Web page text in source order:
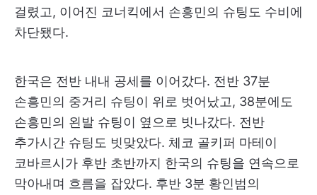
걸렸고, 이어진 코너킥에서 손흥민의 슈팅도 수비에
차단됐다.
한국은 전반 내내 공세를 이어갔다. 전반 37분
손흥민의 중거리 슈팅이 위로 벗어났고, 38분에도
손흥민의 왼발 슈팅이 옆으로 빗나갔다. 전반
추가시간 슈팅도 빗맞았다. 체코 골키퍼 마테이
코바르시가 후반 초반까지 한국의 슈팅을 연속으로
막아내며 흐름을 잡았다. 후반 3분 황인범의